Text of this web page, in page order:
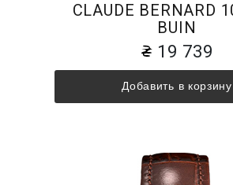
CLAUDE BERNARD
BUIN
19 739
Добавить в корзину